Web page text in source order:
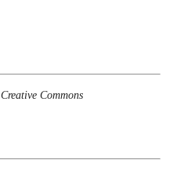
Creative Commons